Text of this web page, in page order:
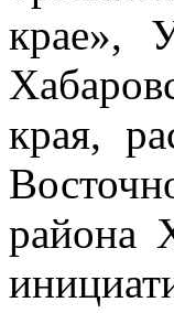
крае»,
края,
района